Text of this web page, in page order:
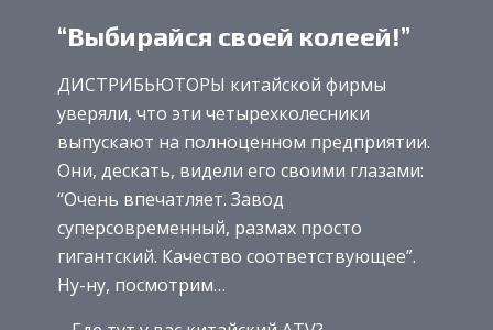
“Выбирайся своей колеей!”
ДИСТРИБЬЮТОРЫ китайской фирмы
уверяли, что эти четырехколесники
выпускают на полноценном предприятии.
Они, дескать, видели его своими глазами:
“Очень впечатляет. Завод
суперсовременный, размах просто
гигантский. Качество соответствующее”.
Ну-ну, посмотрим…